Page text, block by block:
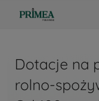
Dotacje na
rolno-